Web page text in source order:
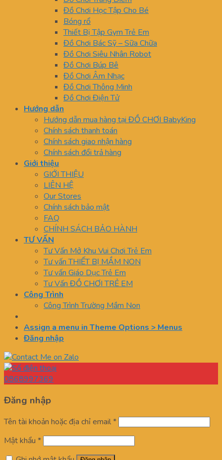
Đồ Chơi Học Tập Cho Bé
Bóng rổ
Thiết Bị Tập Gym Trẻ Em
Đồ Chơi Bác Sỹ – Sữa Chữa
Đồ Chơi Siêu Nhân Robot
Đồ Chơi Búp Bê
Đồ Chơi Âm Nhạc
Đồ Chơi Thông Minh
Đồ Chơi Điện Tử
Hướng dẫn
Hướng dẫn mua hàng tại ĐỒ CHƠI BabyKing
Chính sách thanh toán
Chính sách giao nhận hàng
Chính sách đổi trả hàng
Giới thiệu
GIỚI THIỆU
LIÊN HỆ
Our Stores
Chính sách bảo mật
FAQ
CHÍNH SÁCH BẢO HÀNH
TƯ VẤN
Tư Vấn Mở Khu Vui Chơi Trẻ Em
Tư vấn THIẾT BỊ MẦM NON
Tư vấn Giáo Dục Trẻ Em
Tư Vấn ĐỒ CHƠI TRẺ EM
Công Trình
Công Trình Trường Mầm Non
Assign a menu in Theme Options > Menus
Đăng nhập
0868997369
Đăng nhập
Tên tài khoản hoặc địa chỉ email*
Mật khẩu *